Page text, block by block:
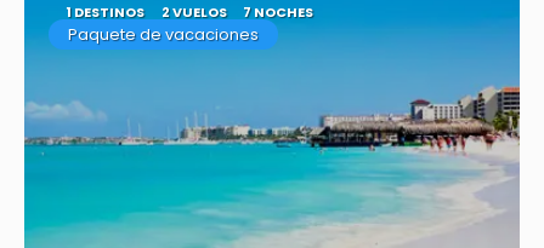
1 DESTINOS 2 VUELOS 7 NOCHES
Paquete de vacaciones